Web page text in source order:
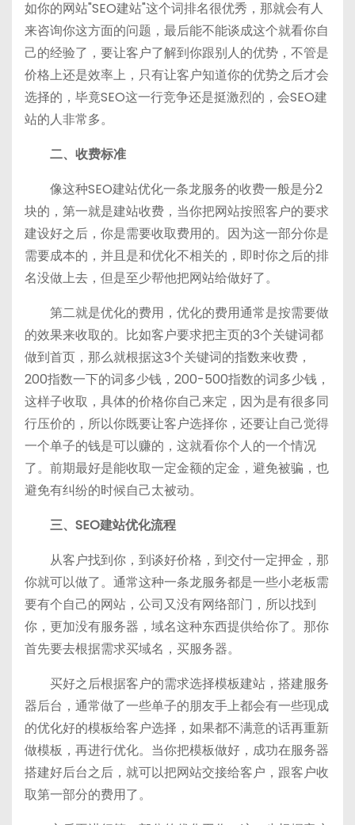
如你的网站"SEO建站"这个词排名很优秀，那就会有人
来咨询你这方面的问题，最后能不能谈成这个就看你自
己的经验了，要让客户了解到你跟别人的优势，不管是
价格上还是效率上，只有让客户知道你的优势之后才会
选择的，毕竟SEO这一行竞争还是挺激烈的，会SEO建
站的人非常多。
二、收费标准
像这种SEO建站优化一条龙服务的收费一般是分2
块的，第一就是建站收费，当你把网站按照客户的要求
建设好之后，你是需要收取费用的。因为这一部分你是
需要成本的，并且是和优化不相关的，即时你之后的排
名没做上去，但是至少帮他把网站给做好了。
第二就是优化的费用，优化的费用通常是按需要做
的效果来收取的。比如客户要求把主页的3个关键词都
做到首页，那么就根据这3个关键词的指数来收费，
200指数一下的词多少钱，200-500指数的词多少钱，
这样子收取，具体的价格你自己来定，因为是有很多同
行压价的，所以你既要让客户选择你，还要让自己觉得
一个单子的钱是可以赚的，这就看你个人的一个情况
了。前期最好是能收取一定金额的定金，避免被骗，也
避免有纠纷的时候自己太被动。
三、SEO建站优化流程
从客户找到你，到谈好价格，到交付一定押金，那
你就可以做了。通常这种一条龙服务都是一些小老板需
要有个自己的网站，公司又没有网络部门，所以找到
你，更加没有服务器，域名这种东西提供给你了。那你
首先要去根据需求买域名，买服务器。
买好之后根据客户的需求选择模板建站，搭建服务
器后台，通常做了一些单子的朋友手上都会有一些现成
的优化好的模板给客户选择，如果都不满意的话再重新
做模板，再进行优化。当你把模板做好，成功在服务器
搭建好后台之后，就可以把网站交接给客户，跟客户收
取第一部分的费用了。